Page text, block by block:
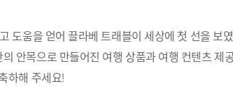
도움을 얻어 끌라베 트래블이 세상에 첫 선을 보
안목으로 만들어진 여행 상품과 여행 컨텐츠 제
하해 주세요!